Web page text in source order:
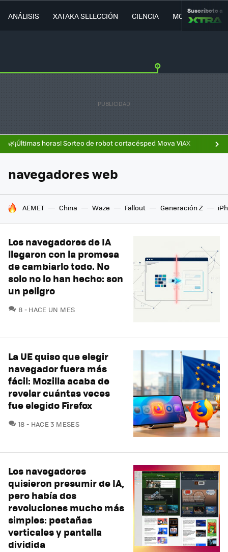
ANÁLISIS XATAKA SELECCIÓN CIENCIA MOVILIDAD
Suscríbete a
🌿¡Últimas horas! Sorteo de robot cortacésped Mova ViAX
navegadores web
HOY SE HABLA DE
AEMET China Waze Fallout Generación Z
Los navegadores de IA
llegaron con la promesa
de cambiarlo todo. No
solo no lo han hecho: son
un peligro
8 COMENTARIOS
HACE UN MES
La UE quiso que elegir
navegador fuera más
fácil: Mozilla acaba de
revelar cuántas veces
fue elegido Firefox
18 COMENTARIOS
HACE 3 MESES
Los navegadores
quisieron presumir de IA,
pero había dos
revoluciones mucho más
simples: pestañas
verticales y pantalla
dividida